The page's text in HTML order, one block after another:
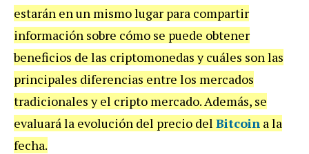
estarán en un mismo lugar para compartir
información sobre cómo se puede obtener
beneficios de las criptomonedas y cuáles son las
principales diferencias entre los mercados
tradicionales y el cripto mercado. Además, se
evaluará la evolución del precio del Bitcoin a la
fecha.